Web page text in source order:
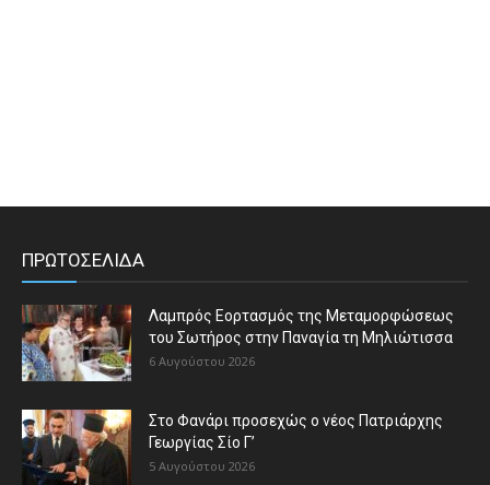
ΠΡΩΤΟΣΕΛΙΔΑ
Λαμπρός Εορτασμός της Μεταμορφώσεως
του Σωτήρος στην Παναγία τη Μηλιώτισσα
6 Αυγούστου 2026
Στο Φανάρι προσεχώς ο νέος Πατριάρχης
Γεωργίας Σίο Γ’
5 Αυγούστου 2026